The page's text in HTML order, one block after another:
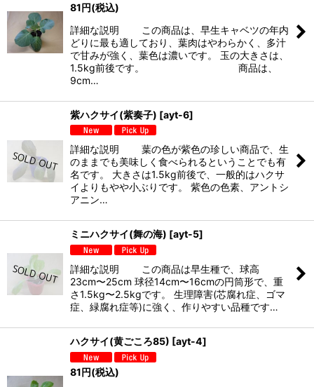
81円(税込)
詳細な説明 この商品は、早生キャベツの年内
どりに最も適しており、葉肉はやわらかく、多汁
で甘みが強く、葉色は濃いです。 玉の大きさは、
1.5kg前後です。 商品は、
9cm…
紫ハクサイ(紫奏子) [ayt-6]
詳細な説明 葉の色が紫色の珍しい商品で、生
のままでも美味しく食べられるということでも有
名です。 大きさは1.5kg前後で、一般的はハクサ
イよりもやや小ぶりです。 紫色の色素、アントシ
アニン…
ミニハクサイ(舞の海) [ayt-5]
詳細な説明 この商品は早生種で、球高
23cm〜25cm 球径14cm〜16cmの円筒形で、重
さ1.5kg〜2.5kgです。 生理障害(芯腐れ症、ゴマ
症、緑腐れ症等)に強く、作りやすい品種です…
ハクサイ(黄ごころ85) [ayt-4]
81円(税込)